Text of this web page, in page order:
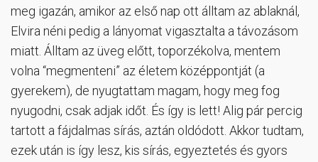
meg igazán, amikor az első nap ott álltam az ablaknál,
Elvira néni pedig a lányomat vigasztalta a távozásom
miatt. Álltam az üveg előtt, toporzékolva, mentem
volna “megmenteni” az életem középpontját (a
gyerekem), de nyugtattam magam, hogy meg fog
nyugodni, csak adjak időt. És így is lett! Alig pár percig
tartott a fájdalmas sírás, aztán oldódott. Akkor tudtam,
ezek után is így lesz, kis sírás, egyeztetés és gyors